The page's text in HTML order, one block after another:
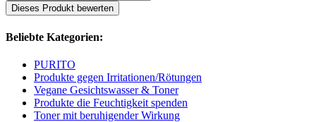
Dieses Produkt bewerten
Beliebte Kategorien:
PURITO
Produkte gegen Irritationen/Rötungen
Vegane Gesichtswasser & Toner
Produkte die Feuchtigkeit spenden
Toner mit beruhigender Wirkung